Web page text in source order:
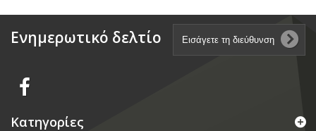
Ενημερωτικό δελτίο
Κατηγορίες